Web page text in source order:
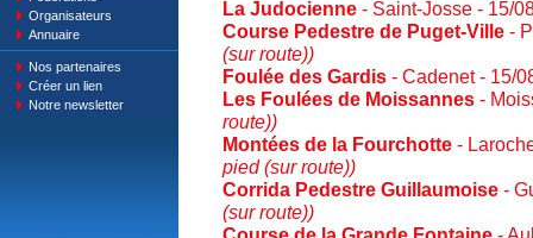
Organisateurs
Annuaire
Nos partenaires
Créer un lien
Notre newsletter
La Judocienne - Saint-Josse - 15/
Course Pedestre de Puget-Ville -
(sur route))
Foulée des Gardis - Cadenet - 15/
Les Foulées de Moissannes -
route))
Montées de la Fourchotte -
pied (sur route))
Corrida Pedestre Guillaumoise -
(sur route))